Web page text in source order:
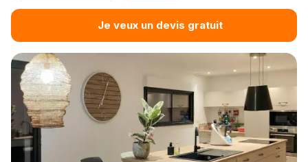
Je veux un devis gratuit